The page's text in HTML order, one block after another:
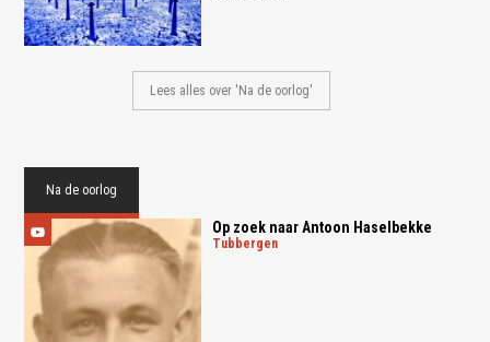
Lees alles over 'Na de oorlog'
Na de oorlog
Op zoek naar Antoon Haselbekke
tubbergen